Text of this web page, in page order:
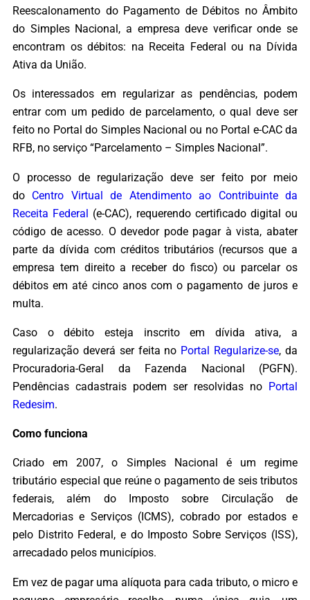
Reescalonamento do Pagamento de Débitos no Âmbito
do Simples Nacional, a empresa deve verificar onde se
encontram os débitos: na Receita Federal ou na Dívida
Ativa da União.
Os interessados em regularizar as pendências, podem
entrar com um pedido de parcelamento, o qual deve ser
feito no Portal do Simples Nacional ou no Portal e-CAC da
RFB, no serviço “Parcelamento – Simples Nacional”.
O processo de regularização deve ser feito por meio
do Centro Virtual de Atendimento ao Contribuinte da
Receita Federal (e-CAC), requerendo certificado digital ou
código de acesso. O devedor pode pagar à vista, abater
parte da dívida com créditos tributários (recursos que a
empresa tem direito a receber do fisco) ou parcelar os
débitos em até cinco anos com o pagamento de juros e
multa.
Caso o débito esteja inscrito em dívida ativa, a
regularização deverá ser feita no Portal Regularize-se, da
Procuradoria-Geral da Fazenda Nacional (PGFN).
Pendências cadastrais podem ser resolvidas no Portal
Redesim.
Como funciona
Criado em 2007, o Simples Nacional é um regime
tributário especial que reúne o pagamento de seis tributos
federais, além do Imposto sobre Circulação de
Mercadorias e Serviços (ICMS), cobrado por estados e
pelo Distrito Federal, e do Imposto Sobre Serviços (ISS),
arrecadado pelos municípios.
Em vez de pagar uma alíquota para cada tributo, o micro e